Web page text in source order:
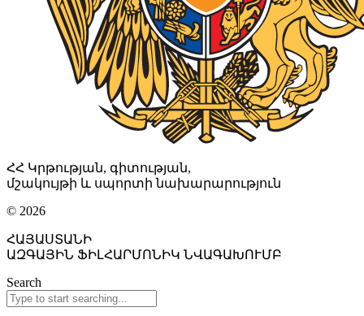
ՀՀ Կրթության, գիտության,
մշակույթի և սպորտի նախարարություն
© 2026
ՀԱՅԱՍՏԱՆԻ
ԱԶԳԱՅԻՆ ՖԻԼՀԱՐՄՈՆԻԿ ՆՎԱԳԱԽՈՒՄԲ
Search